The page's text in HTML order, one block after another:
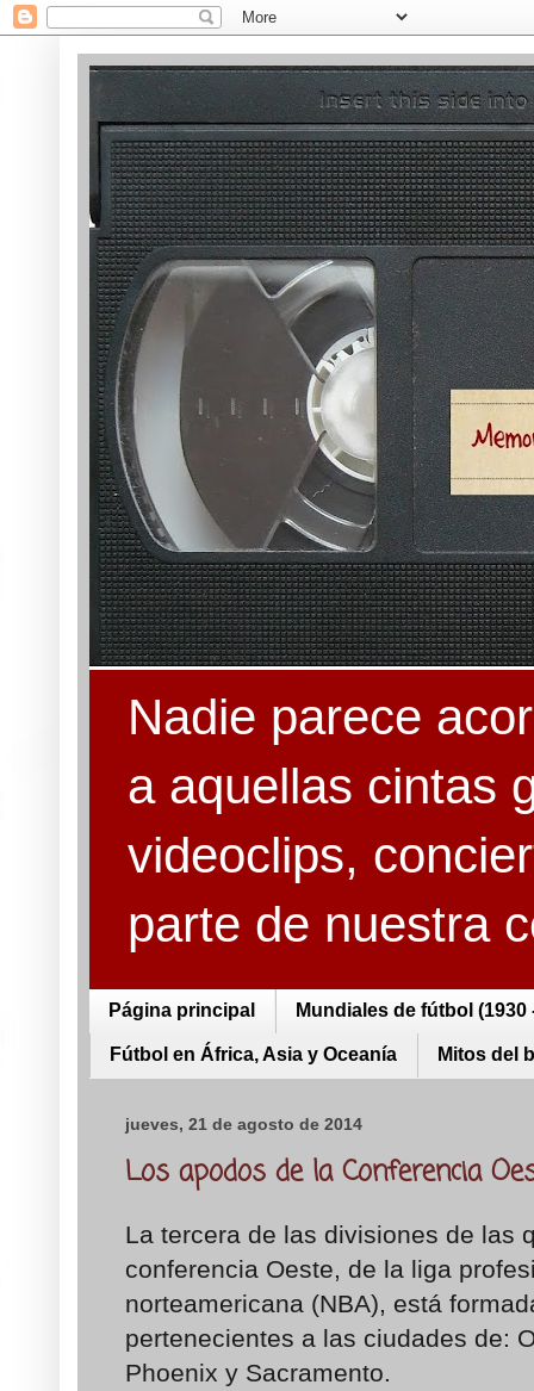
Nadie parece
a aquellas cintas
videoclips,
parte de nuestra
Página principal Mundiales de fútbol (1930
Fútbol en África, Asia y Oceanía Mitos del
jueves, 21 de agosto de 2014
Los apodos de la Conferencia
La tercera de las divisiones de las
conferencia Oeste, de la liga
norteamericana (NBA), está
pertenecientes a las ciudades de:
Phoenix y Sacramento.